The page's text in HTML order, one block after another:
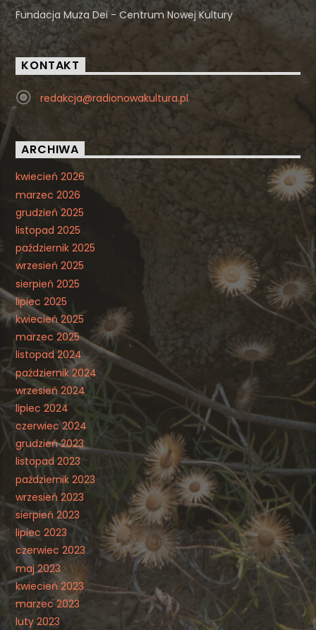
Fundacja Muza Dei - Centrum Nowej Kultury
KONTAKT
redakcja@radionowakultura.pl
ARCHIWA
kwiecień 2026
marzec 2026
grudzień 2025
listopad 2025
październik 2025
wrzesień 2025
sierpień 2025
lipiec 2025
kwiecień 2025
marzec 2025
listopad 2024
październik 2024
wrzesień 2024
lipiec 2024
czerwiec 2024
grudzień 2023
listopad 2023
październik 2023
wrzesień 2023
sierpień 2023
lipiec 2023
czerwiec 2023
maj 2023
kwiecień 2023
marzec 2023
luty 2023